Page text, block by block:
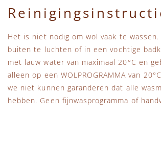
Het is niet nodig om wol vaak te
buiten te luchten of in een vochtige
met lauw water van maximaal 20°C en
alleen op een WOLPROGRAMMA van
we niet kunnen garanderen dat alle
hebben. Geen fijnwasprogramma of